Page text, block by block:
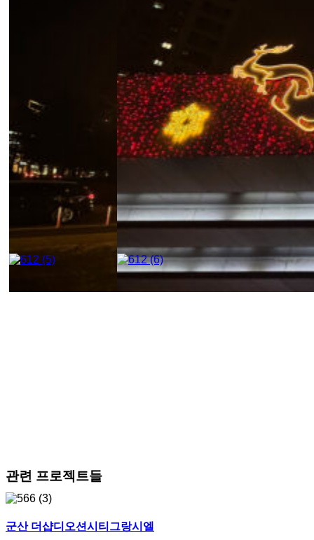
관련 프로젝트들
군산 더샵디오션시티그랑시엘